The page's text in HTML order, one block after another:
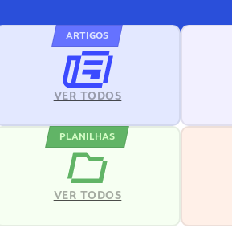
ARTIGOS
VER TODOS
PLANILHAS
VER TODOS